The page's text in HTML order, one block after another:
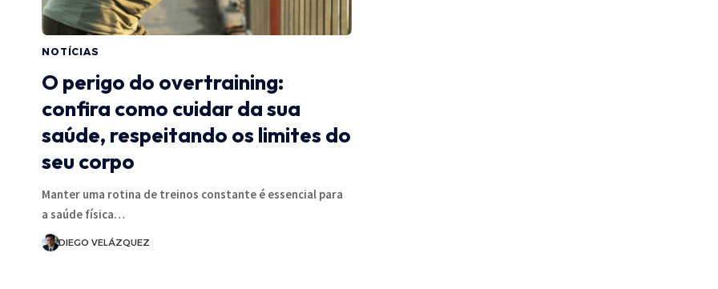
NOTÍCIAS
O perigo do overtraining:
confira como cuidar da sua
saúde, respeitando os limites do
seu corpo
Manter uma rotina de treinos constante é essencial para
a saúde física…
DIEGO VELÁZQUEZ